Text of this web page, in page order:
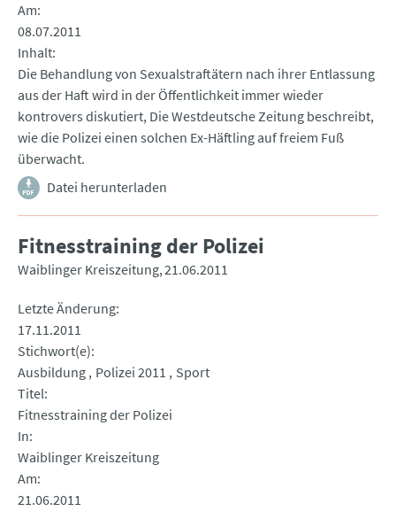
Am
08.07.2011
Inhalt
Die Behandlung von Sexualstraftätern nach ihrer Entlassung
aus der Haft wird in der Öffentlichkeit immer wieder
kontrovers diskutiert, Die Westdeutsche Zeitung beschreibt,
wie die Polizei einen solchen Ex-Häftling auf freiem Fuß
überwacht.
Datei herunterladen
Fitnesstraining der Polizei
Waiblinger Kreiszeitung 21.06.2011
Letzte Änderung
17.11.2011
Stichwort(e)
Ausbildung Polizei 2011
Sport
Titel
Fitnesstraining der Polizei
In
Waiblinger Kreiszeitung
Am
21.06.2011